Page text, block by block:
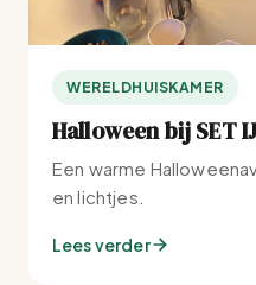
WERELDHUISKAMER
Halloween bij SET
Een warme
en lichtjes.
Lees verder